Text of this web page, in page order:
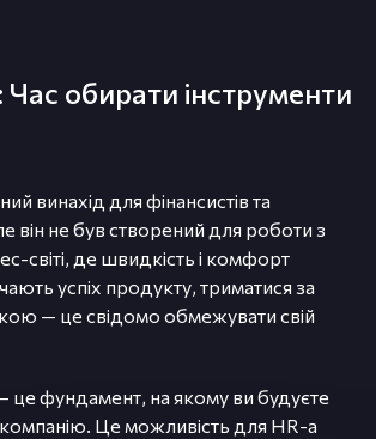
обирати інструменти
винахід для фінансистів та
він не був створений для роботи з
світі, де швидкість і комфорт
успіх продукту, триматися за
— це свідомо обмежувати свій
це фундамент, на якому ви будуєте
Це можливість для HR-а